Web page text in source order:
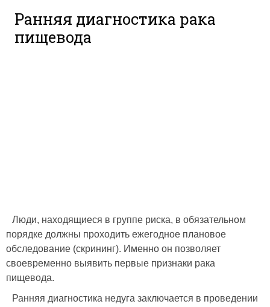
Ранняя диагностика рака
пищевода
Люди, находящиеся в группе риска, в обязательном
порядке должны проходить ежегодное плановое
обследование (скрининг). Именно он позволяет
своевременно выявить первые признаки рака
пищевода.
Ранняя диагностика недуга заключается в проведении